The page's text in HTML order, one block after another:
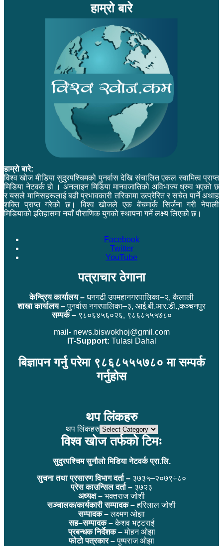
हाम्रो बारे
हाम्रो बारे:
विश्व खोज मीडिया सुदुरपश्चिमको पुनर्वास देखि संचालित एकल स्वामित्व प्राप्त
मिडिया नेटवर्क हो । अनलाइन मिडिया मानवजातिको अविभाज्य ध्रुव भएको छ
र यसले मानिसहरूलाई बढी प्रभावकारी तरिकामा उत्प्रेरित र सचेत पार्ने अथाह
शक्ति प्राप्त गरेको छ। विश्व खोजले एक बेंचमार्क सिर्जना गरी नेपाली
मिडियाको इतिहासमा नयाँ पौराणिक युगको स्थापना गर्ने लक्ष्य लिएको छ।
Facebook
Twitter
YouTube
पत्राचार ठेगाना
केन्द्रिय कार्यालय – धनगढी उपमहानगरपालिका–२, कैलाली
शाखा कार्यालय –पुनर्वास नगरपालिका–३, आई.बी.आर.डी.,कञ्चनपुर
सम्पर्क –९८०६४५६०२६, ९८६८५५५७८०
mail- news.biswokhoj@gmil.com
IT-Support: Tulasi Dahal
बिज्ञापन गर्नु परेमा ९८६८५५५७८० मा सम्पर्क
गर्नुहोस
थप लिंकहरु
थप लिंकहरु
विश्व खोज तर्फको टिमः
सुदुरपश्चिम सुनौलो मिडिया नेटवर्क प्रा.लि.
सुचना तथा प्रसारण विभाग दर्ता – ३७३५–२०७९÷८०
प्रेस काउन्सिल दर्ता – ३७२३
अध्यक्ष – भक्तराज जोशी
सञ्चालक/कार्यकारी सम्पादक –हरिलाल जोशी
सम्पादक –लक्ष्मण ओझा
सह–सम्पादक –केशव भट्टराई
प्रबन्धक निर्देशक –मोहन ओझा
फोटो पत्रकार –पुष्पराज ओझा